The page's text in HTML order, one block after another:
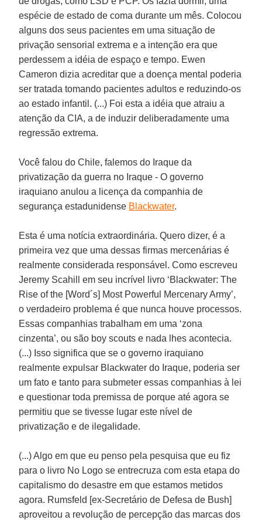
espécie de estado de coma durante um mês. Colocou
alguns dos seus pacientes em uma situação de
privação sensorial extrema e a intenção era que
perdessem a idéia de espaço e tempo. Ewen
Cameron dizia acreditar que a doença mental poderia
ser tratada tomando pacientes adultos e reduzindo-os
ao estado infantil. (...) Foi esta a idéia que atraiu a
atenção da CIA, a de induzir deliberadamente uma
regressão extrema.
Você falou do Chile, falemos do Iraque da
privatização da guerra no Iraque - O governo
iraquiano anulou a licença da companhia de
segurança estadunidense Blackwater.
Esta é uma notícia extraordinária. Quero dizer, é a
primeira vez que uma dessas firmas mercenárias é
realmente considerada responsável. Como escreveu
Jeremy Scahill em seu incrível livro ‘Blackwater: The
Rise of the [Word´s] Most Powerful Mercenary Army’,
o verdadeiro problema é que nunca houve processos.
Essas companhias trabalham em uma ‘zona
cinzenta’, ou são boy scouts e nada lhes acontecia.
(...) Isso significa que se o governo iraquiano
realmente expulsar Blackwater do Iraque, poderia ser
um fato e tanto para submeter essas companhias à lei
e questionar toda premissa de porque até agora se
permitiu que se tivesse lugar este nível de
privatização e de ilegalidade.
(...) Algo em que eu penso pela pesquisa que eu fiz
para o livro No Logo se entrecruza com esta etapa do
capitalismo do desastre em que estamos metidos
agora. Rumsfeld [ex-Secretário de Defesa de Bush]
aproveitou a revolução de percepção das marcas dos